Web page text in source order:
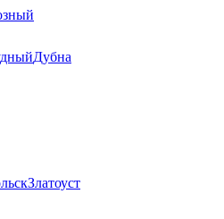
Дубна
Златоуст